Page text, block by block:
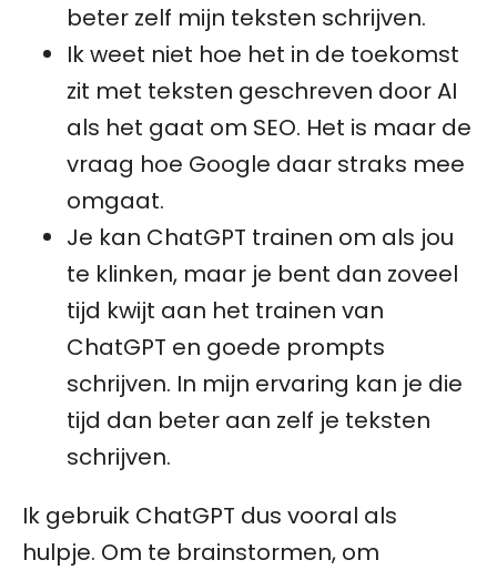
beter zelf mijn teksten schrijven.
Ik weet niet hoe het in de toekomst
zit met teksten geschreven door AI
als het gaat om SEO. Het is maar de
vraag hoe Google daar straks mee
omgaat.
Je kan ChatGPT trainen om als jou
te klinken, maar je bent dan zoveel
tijd kwijt aan het trainen van
ChatGPT en goede prompts
schrijven. In mijn ervaring kan je die
tijd dan beter aan zelf je teksten
schrijven.
Ik gebruik ChatGPT dus vooral als
hulpje. Om te brainstormen, om